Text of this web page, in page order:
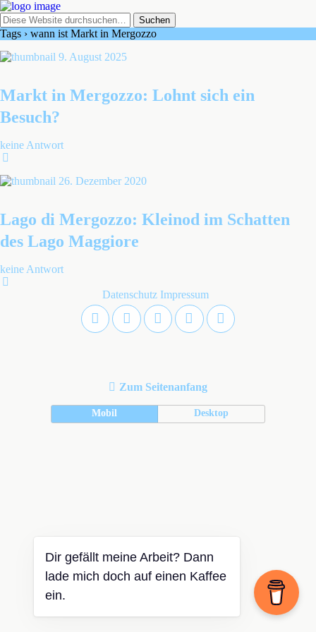
Tags › wann ist Markt in Mergozzo
9. August 2025
Markt in Mergozzo: Lohnt sich ein
Besuch?
keine Antwort
26. Dezember 2020
Lago di Mergozzo: Kleinod im Schatten
des Lago Maggiore
keine Antwort
Datenschutz Impressum
Zum Seitenanfang
Mobil Desktop
Dir gefällt meine Arbeit? Dann
lade mich doch auf einen Kaffee
ein.